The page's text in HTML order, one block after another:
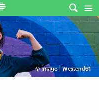
©Imago | Westend61